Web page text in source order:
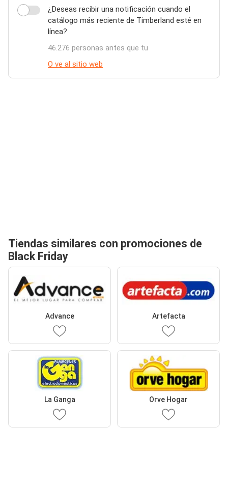
¿Deseas recibir una notificación cuando el
catálogo más reciente de Timberland esté en
línea?
46.276 personas antes que tu
O ve al sitio web
Tiendas similares con promociones de
Black Friday
Advance Artefacta
La Ganga Orve Hogar